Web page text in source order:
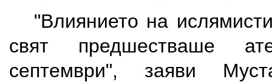
"Влиянието на
свят предшестваше
септември", заяви